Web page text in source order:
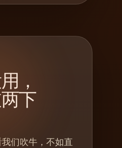
，
下
们吹牛，不如直